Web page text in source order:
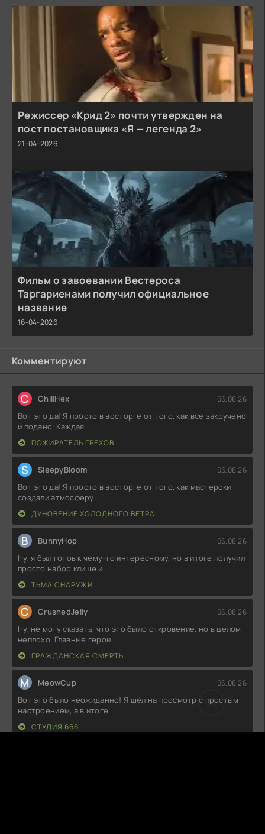
Режиссер «Крид 2» почти утвержден на
пост постановщика «Я — легенда 2»
21-04-2026
Фильм о завоевании Вестероса
Таргариенами получил официальное
название
16-04-2026
Комментируют
C ChillHex 06.08.26
Вот это да! Я просто в восторге от того, как все закручено
и подано. Каждая
ПОЖИРАТЕЛЬ ГРЕХОВ
S SleepyBloom 06.08.26
Вот это да! Я просто в восторге от того, как мастерски
создали атмосферу.
ДУНОВЕНИЕ ХОЛОДНОГО ВЕТРА
B BunnyHop 06.08.26
Ну, я был готов к чему-то интересному, но в итоге получил
просто набор клише и
ТЬМА СНАРУЖИ
C CrushedJelly 06.08.26
Ну, не могу сказать, что это было откровение, но в целом
неплохо. Главные герои
ГРАЖДАНСКАЯ СМЕРТЬ
M MeowCup 06.08.26
Вот это было неожиданно! Я шёл на просмотр с простым
настроением, а в итоге
СТУДИЯ 666